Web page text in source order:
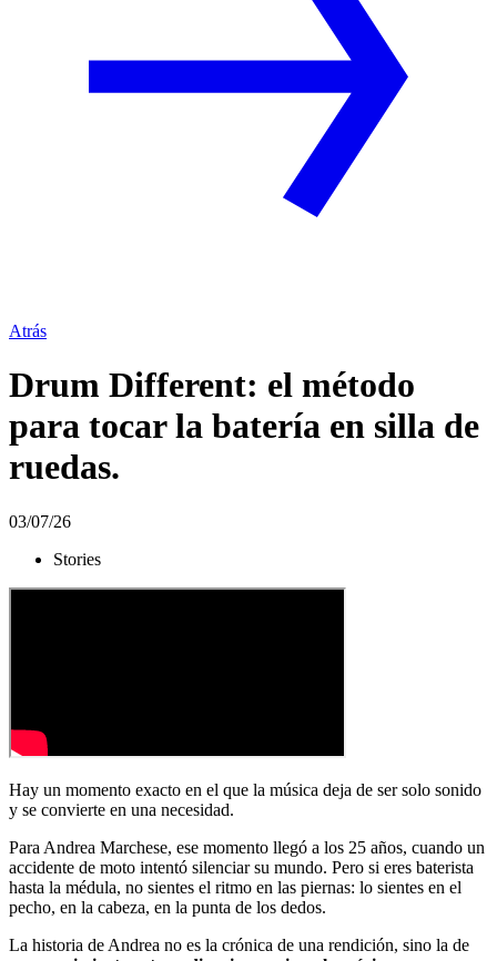
Atrás
Drum Different: el método
para tocar la batería en silla de
ruedas.
03/07/26
Stories
Hay un momento exacto en el que la música deja de ser solo sonido
y se convierte en una necesidad.
Para Andrea Marchese, ese momento llegó a los 25 años, cuando un
accidente de moto intentó silenciar su mundo. Pero si eres baterista
hasta la médula, no sientes el ritmo en las piernas: lo sientes en el
pecho, en la cabeza, en la punta de los dedos.
La historia de Andrea no es la crónica de una rendición, sino la de